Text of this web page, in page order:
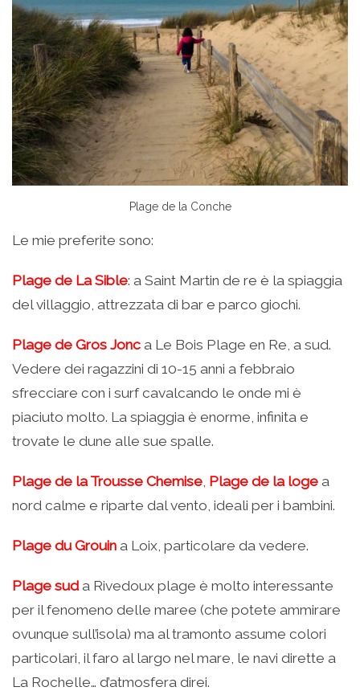
Plage de la Conche
Le mie preferite sono:
Plage de La Sible: a Saint Martin de re è la spiaggia
del villaggio, attrezzata di bar e parco giochi.
Plage de Gros Jonc a Le Bois Plage en Re, a sud.
Vedere dei ragazzini di 10-15 anni a febbraio
sfrecciare con i surf cavalcando le onde mi è
piaciuto molto. La spiaggia è enorme, infinita e
trovate le dune alle sue spalle.
Plage de la Trousse Chemise Plage de la loge a
nord calme e riparte dal vento, ideali per i bambini.
Plage du Grouin a Loix, particolare da vedere.
Plage suda Rivedoux plage è molto interessante
per il fenomeno delle maree (che potete ammirare
ovunque sull’isola) ma al tramonto assume colori
particolari, il faro al largo nel mare, le navi dirette a
La Rochelle… d’atmosfera direi.